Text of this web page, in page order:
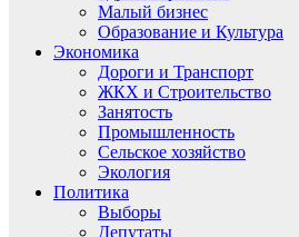
Малый бизнес
Образование и Культура
Экономика
Дороги и Транспорт
ЖКХ и Строительство
Занятость
Промышленность
Сельское хозяйство
Экология
Политика
Выборы
Депутаты